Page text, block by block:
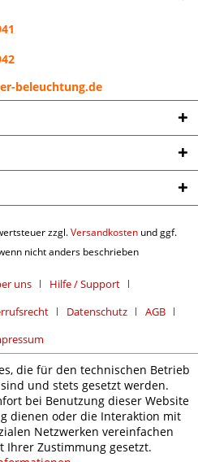
beleuchtung.de
zzgl.Versandkosten und ggf.
nicht anders beschrieben
uns
Hilfe / Support
Datenschutz
AGB
die für den technischen Betrieb
und stets gesetzt werden.
bei Benutzung dieser Website
dienen oder die Interaktion mit
Netzwerken vereinfachen
Ihrer Zustimmung gesetzt.